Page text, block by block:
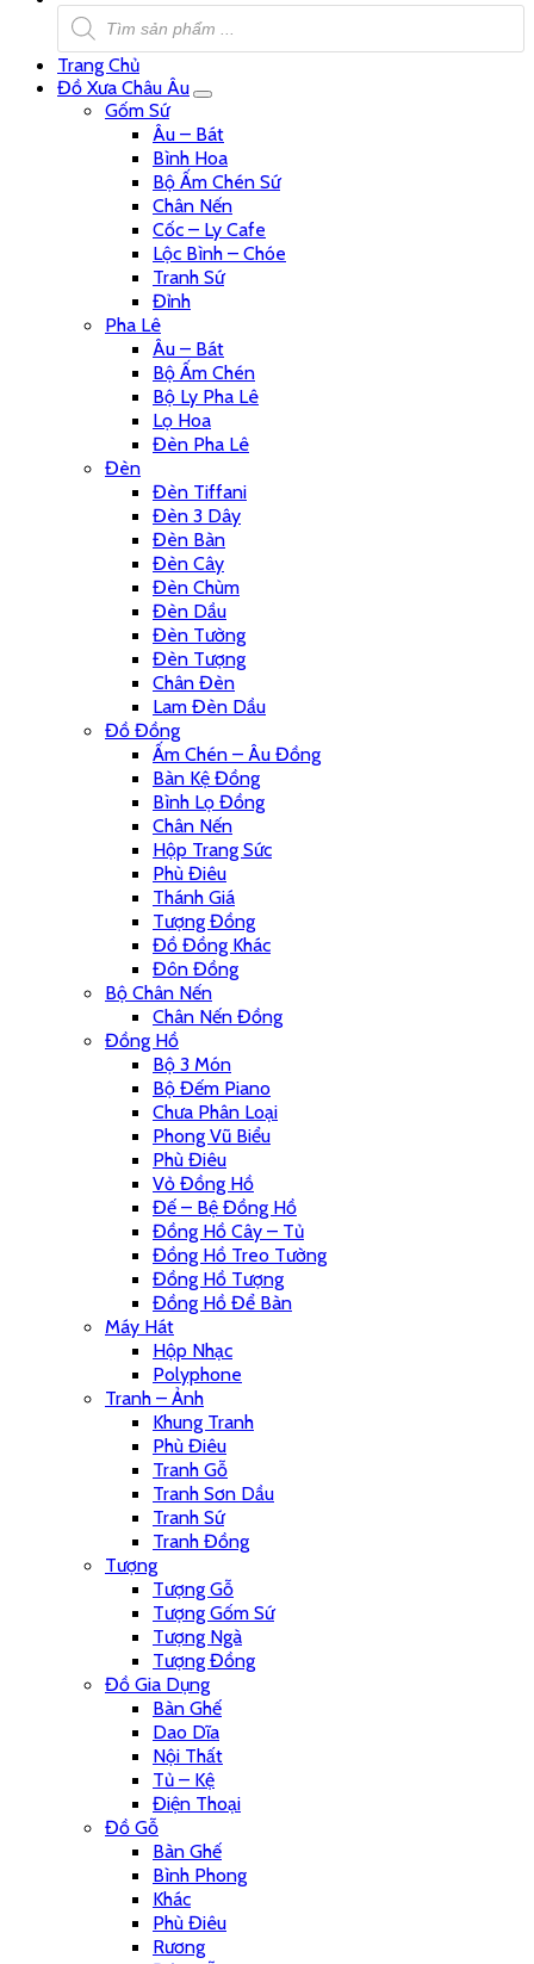
Tìm
kiếm
sản
phẩm
Trang Chủ
Đồ Xưa Châu Âu
Gốm Sứ
Âu – Bát
Bình Hoa
Bộ Ấm Chén Sứ
Chân Nến
Cốc – Ly Cafe
Lộc Bình – Chóe
Tranh Sứ
Đỉnh
Pha Lê
Âu – Bát
Bộ Ấm Chén
Bộ Ly Pha Lê
Lọ Hoa
Đèn Pha Lê
Đèn
Đèn Tiffani
Đèn 3 Dây
Đèn Bàn
Đèn Cây
Đèn Chùm
Đèn Dầu
Đèn Tường
Đèn Tượng
Chân Đèn
Lam Đèn Dầu
Đồ Đồng
Ấm Chén – Âu Đồng
Bàn Kệ Đồng
Bình Lọ Đồng
Chân Nến
Hộp Trang Sức
Phù Điêu
Thánh Giá
Tượng Đồng
Đồ Đồng Khác
Đôn Đồng
Bộ Chân Nến
Chân Nến Đồng
Đồng Hồ
Bộ 3 Món
Bộ Đếm Piano
Chưa Phân Loại
Phong Vũ Biểu
Phù Điêu
Vỏ Đồng Hồ
Đế – Bệ Đồng Hồ
Đồng Hồ Cây – Tủ
Đồng Hồ Treo Tường
Đồng Hồ Tượng
Đồng Hồ Để Bàn
Máy Hát
Hộp Nhạc
Polyphone
Tranh – Ảnh
Khung Tranh
Phù Điêu
Tranh Gỗ
Tranh Sơn Dầu
Tranh Sứ
Tranh Đồng
Tượng
Tượng Gỗ
Tượng Gốm Sứ
Tượng Ngà
Tượng Đồng
Đồ Gia Dụng
Bàn Ghế
Dao Dĩa
Nội Thất
Tủ – Kệ
Điện Thoại
Đồ Gỗ
Bàn Ghế
Bình Phong
Khác
Phù Điêu
Rương